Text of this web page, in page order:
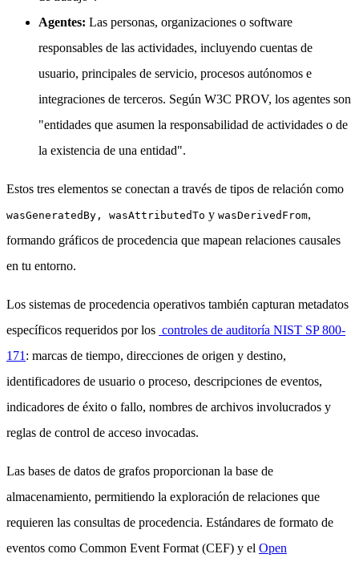
Agentes: Las personas, organizaciones o software
responsables de las actividades, incluyendo cuentas de
usuario, principales de servicio, procesos autónomos e
integraciones de terceros. Según W3C PROV, los agentes son
"entidades que asumen la responsabilidad de actividades o de
la existencia de una entidad".
Estos tres elementos se conectan a través de tipos de relación como
wasGeneratedBy, wasAttributedTo y wasDerivedFrom,
formando gráficos de procedencia que mapean relaciones causales
en tu entorno.
Los sistemas de procedencia operativos también capturan metadatos
específicos requeridos por los controles de auditoría NIST SP 800-
171 : marcas de tiempo, direcciones de origen y destino,
identificadores de usuario o proceso, descripciones de eventos,
indicadores de éxito o fallo, nombres de archivos involucrados y
reglas de control de acceso invocadas.
Las bases de datos de grafos proporcionan la base de
almacenamiento, permitiendo la exploración de relaciones que
requieren las consultas de procedencia. Estándares de formato de
eventos como Common Event Format (CEF) y el Open